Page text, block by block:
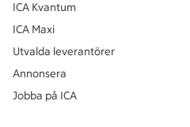
ICA Kvantum
ICA Maxi
Utvalda leverantörer
Annonsera
Jobba på ICA